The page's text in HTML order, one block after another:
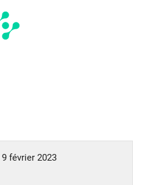
9 février 2023